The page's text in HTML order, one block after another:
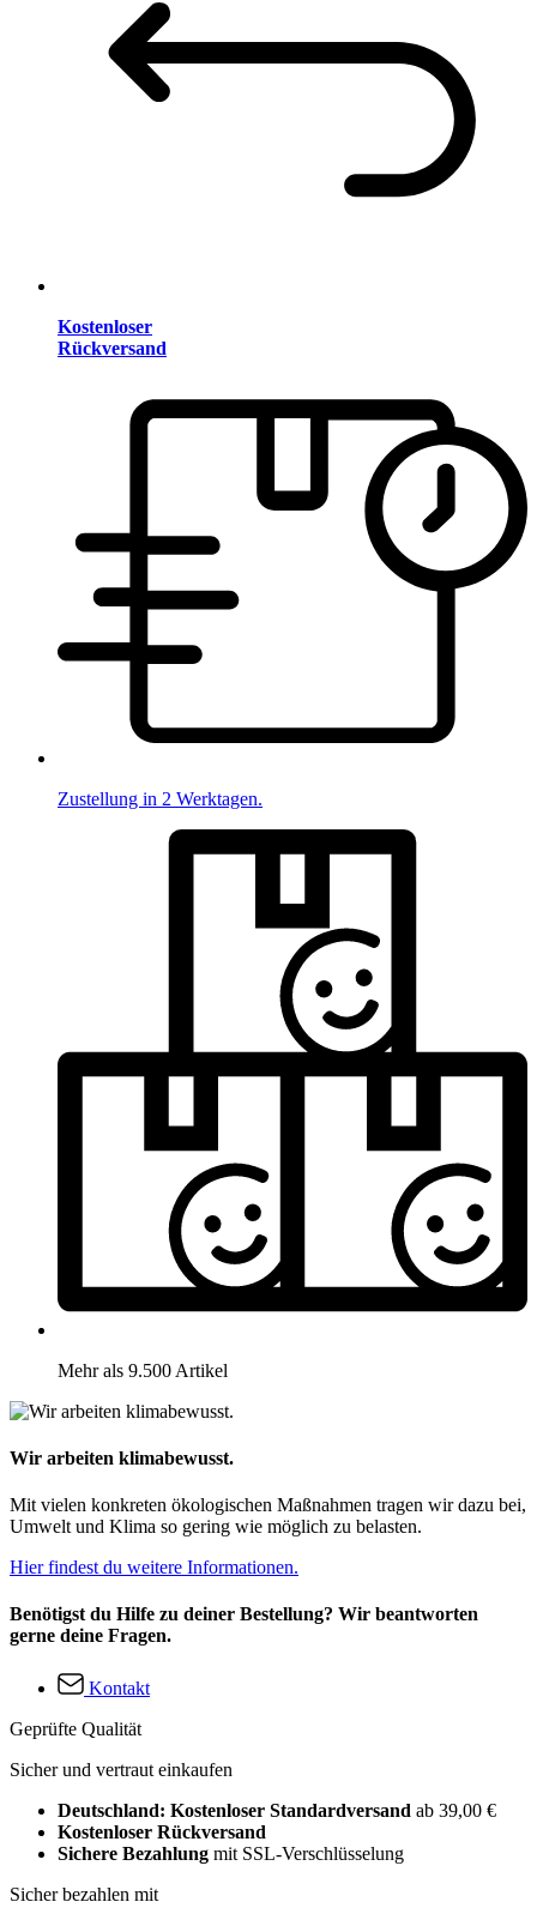
Kostenloser
Rückversand
Zustellung in 2 Werktagen.
Mehr als 9.500 Artikel
Wir arbeiten klimabewusst.
Mit vielen konkreten ökologischen Maßnahmen tragen wir dazu bei,
Umwelt und Klima so gering wie möglich zu belasten.
Hier findest du weitere Informationen.
Benötigst du Hilfe zu deiner Bestellung? Wir beantworten
gerne deine Fragen.
Kontakt
Geprüfte Qualität
Sicher und vertraut einkaufen
Deutschland: Kostenloser Standardversand ab 39,00 €
Kostenloser Rückversand
Sichere Bezahlung mit SSL-Verschlüsselung
Sicher bezahlen mit